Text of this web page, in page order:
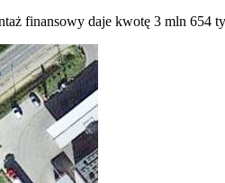
finansowy daje kwotę 3 mln 654